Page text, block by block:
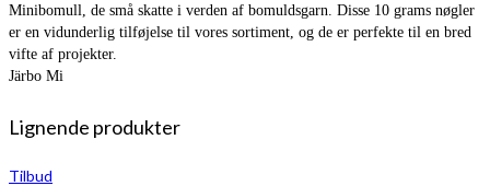
Minibomull, de små skatte i verden af bomuldsgarn. Disse 10 grams nøgler
er en vidunderlig tilføjelse til vores sortiment, og de er perfekte til en bred
vifte af projekter.
Järbo Mi
Lignende produkter
Tilbud